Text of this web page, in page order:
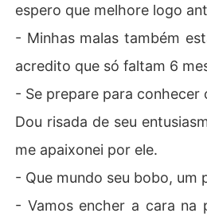
espero que melhore logo
- Minhas malas também
acredito que só faltam 6
- Se prepare para conhecer
Dou risada de seu
me apaixonei por ele.
- Que mundo seu bobo, um
- Vamos encher a cara na